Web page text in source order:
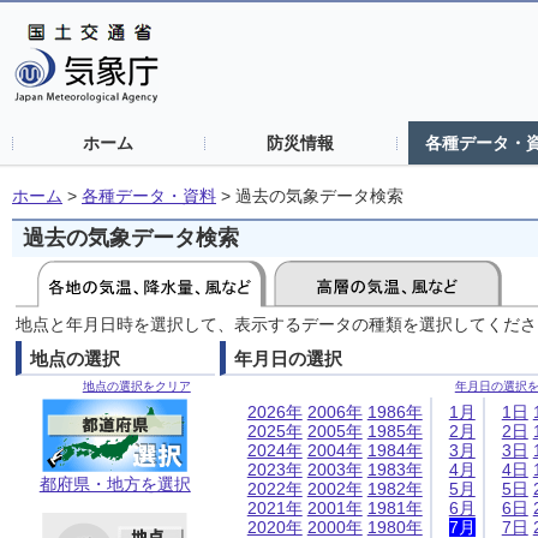
ホーム 防災情報 各種データ・
ホーム > 各種データ・資料 > 過去の気象データ検索
過去の気象データ検索
地点と年月日時を選択して、表示するデータの種類を選択してくだ
地点の選択
地点の選択をクリア
都府県・地方を選択
年月日の選択
年月日の選択
2026年
2025年
2024年
2023年
2022年
2021年
2020年
2006年
2005年
2004年
2003年
2002年
2001年
2000年
1986年
1985年
1984年
1983年
1982年
1981年
1980年
1月
2月
3月
4月
5月
6月
7月
1日
2日
3日
4日
5日
6日
7日